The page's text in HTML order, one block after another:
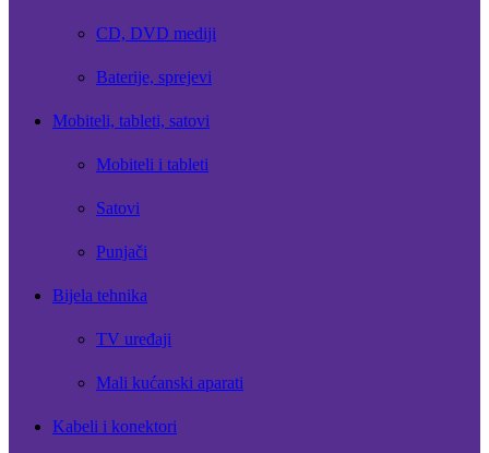
CD, DVD mediji
Baterije, sprejevi
Mobiteli, tableti, satovi
Mobiteli i tableti
Satovi
Punjači
Bijela tehnika
TV uređaji
Mali kućanski aparati
Kabeli i konektori